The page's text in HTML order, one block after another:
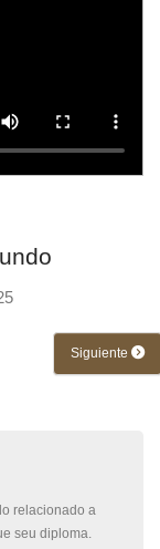
Siguiente
relacionado a
seu diploma.